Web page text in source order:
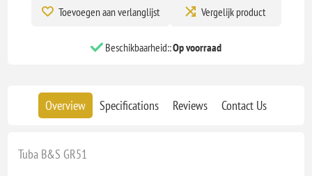
Toevoegen aan verlanglijst Vergelijk product
Beschikbaarheid::Op voorraad
Overview Specifications Reviews Contact Us
Tuba B&S GR51